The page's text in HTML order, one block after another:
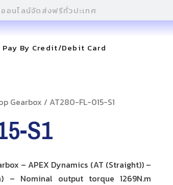
Pay By Credit/Debit Card
Gearbox / AT280-FL-015-S1
S1
– APEX Dynamics (AT (Straight)) –
– Nominal output torque 1269N.m